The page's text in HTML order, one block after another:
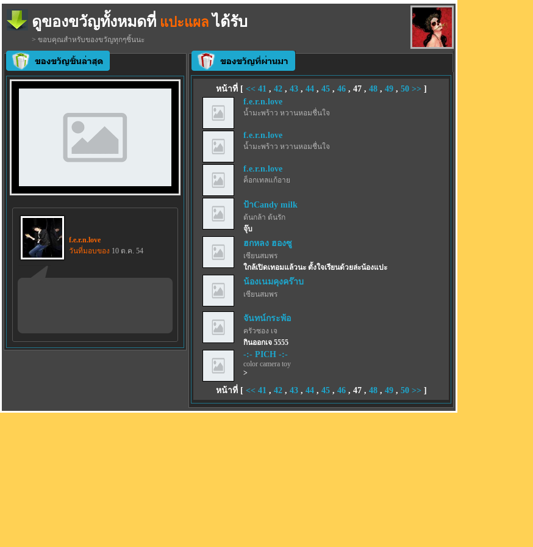
ดูของขวัญทั้งหมดที่ แปะแผล ได้รับ
> ขอบคุณสำหรับของขวัญทุกๆชิ้นนะ
f.e.r.n.love
วันที่มอบของ 10 ต.ค. 54
หน้าที่ [ << 41 , 42, 43, 44, 45, 46, 47, 48, 49, 50 >> ]
f.e.r.n.love
น้ำมะพร้าว หวานหอมชื่นใจ
f.e.r.n.love
น้ำมะพร้าว หวานหอมชื่นใจ
f.e.r.n.love
ค็อกเทลแก้อาย
ป้าCandy milk
ต้นกล้า ต้นรัก
จุ๊บ
ฮกหลง ฮองซู
เซียนสมพร
ใกล้เปิดเทอมแล้วนะ ตั้งใจเรียนด้วยล่ะน้องแปะ
น้องเนมคุงคร๊าบ
เซียนสมพร
จันทน์กระพ้อ
ครัวซอง เจ
กินออกเจ 5555
-:- PICH -:-
color camera toy
>
หน้าที่ [ << 41 , 42, 43, 44, 45, 46, 47, 48, 49, 50 >> ]